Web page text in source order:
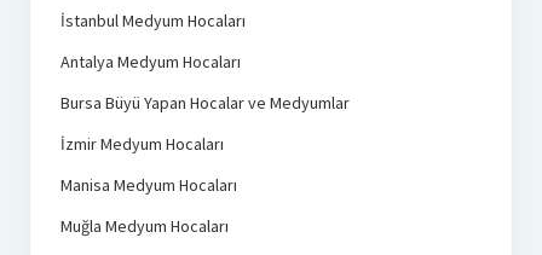
İstanbul Medyum Hocaları
Antalya Medyum Hocaları
Bursa Büyü Yapan Hocalar ve Medyumlar
İzmir Medyum Hocaları
Manisa Medyum Hocaları
Muğla Medyum Hocaları